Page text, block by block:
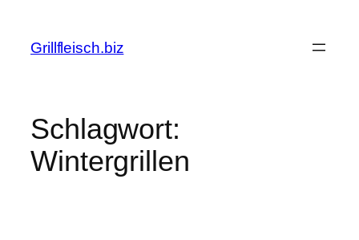
springen
Grillfleisch.biz
Schlagwort:
Wintergrillen